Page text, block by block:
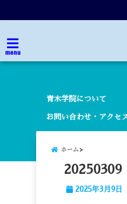
menu
青木学院について
お問い合わせ・アクセ
ホーム
20250309
2025年3月9日